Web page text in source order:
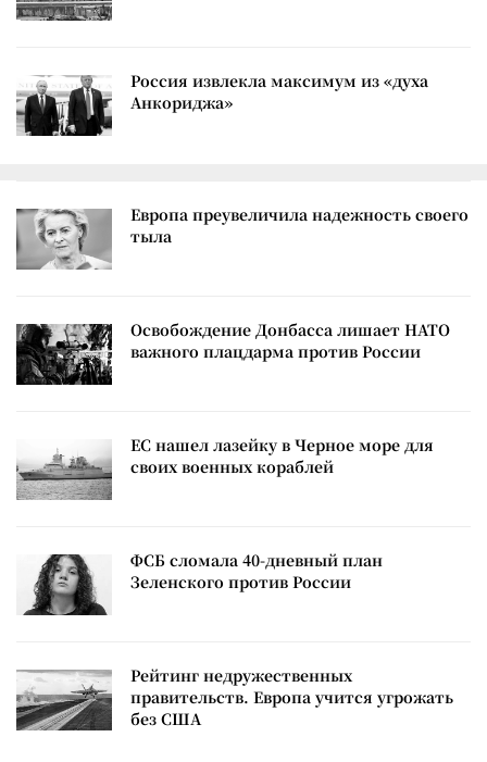
Россия извлекла максимум из «духа
Анкориджа»
Европа преувеличила надежность своего
тыла
Освобождение Донбасса лишает НАТО
важного плацдарма против России
ЕС нашел лазейку в Черное море для
своих военных кораблей
ФСБ сломала 40-дневный план
Зеленского против России
Рейтинг недружественных
правительств. Европа учится угрожать
без США